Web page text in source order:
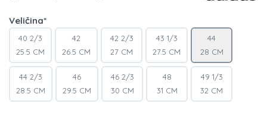
Veličina*
40 2/3
25.5 CM
42
26.5 CM
42 2/3
27 CM
43 1/3
27.5 CM
44
28 CM
44 2/3
28.5 CM
46
29.5 CM
46 2/3
30 CM
48
31 CM
49 1/3
32 CM